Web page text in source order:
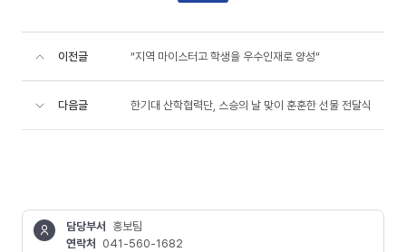
이전글 “지역 마이스터고 학생을 우수인재로 양성“
다음글 한기대 산학협력단, 스승의 날 맞이 훈훈한 선물 전달식
담당부서 홍보팀
연락처 041-560-1682